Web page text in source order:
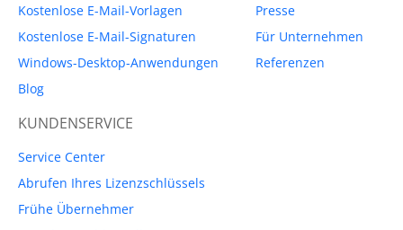
Kostenlose E-Mail-Vorlagen
Kostenlose E-Mail-Signaturen
Windows-Desktop-Anwendungen
Blog
Presse
Für Unternehmen
Referenzen
KUNDENSERVICE
Service Center
Abrufen Ihres Lizenzschlüssels
Frühe Übernehmer